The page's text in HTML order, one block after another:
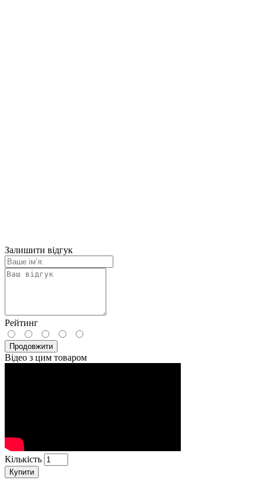
Залишити відгук
Рейтинг
Продовжити
Відео з цим товаром
Кількість
Купити